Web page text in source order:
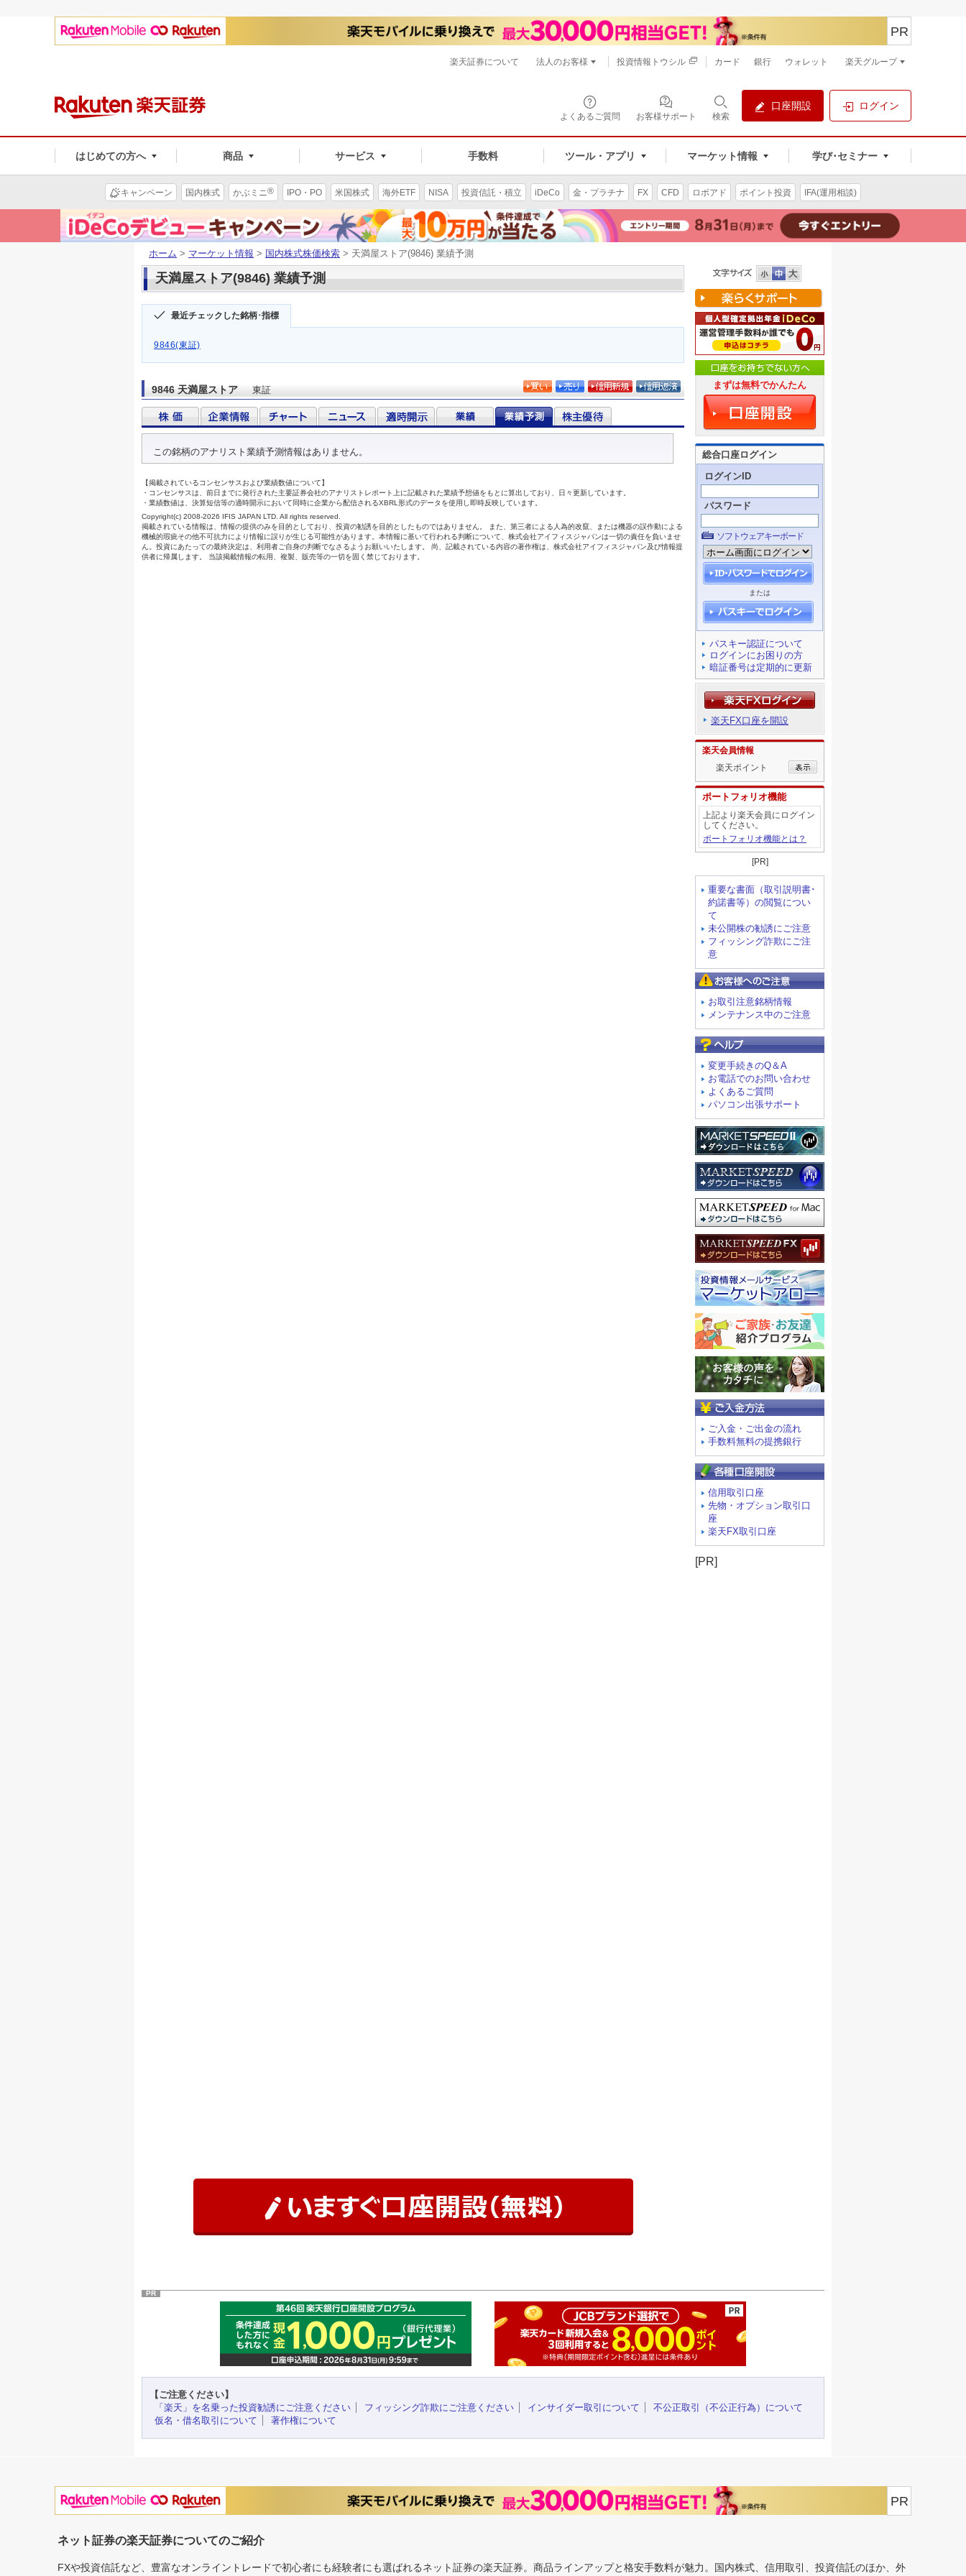
よくあるご質問 お客様サポート 検索
口座開設 ログイン
はじめての方へ 商品 サービス 手数料 ツール・アプリ マーケット情報 学び･セミナー
PR
楽天証券について 法人のお客様 投資情報トウシル カード 銀行 ウォレット 楽天グループ
キャンペーン 国内株式 かぶミニ® IPO・PO 米国株式 海外ETF NISA 投資信託・積立 iDeCo 金・プラチナ FX CFD ロボアド ポイント投資 IFA(運用相談)
ホーム > マーケット情報 > 国内株式株価検索 > 天満屋ストア(9846) 業績予測
天満屋ストア(9846) 業績予測
最近チェックした銘柄･指標
9846(東証)
9846 天満屋ストア 東証 まずは無料でかんたん
総合口座ログイン
ログインID
パスワード
ソフトウェアキーボード
または
パスキー認証について
ログインにお困りの方
暗証番号は定期的に更新
楽天FX口座を開設
楽天会員情報
楽天ポイント
ポートフォリオ機能
上記より楽天会員にログイン
してください。
ポートフォリオ機能とは？
[PR]
重要な書面（取引説明書･
約諾書等）の閲覧につい
て
未公開株の勧誘にご注意
フィッシング詐欺にご注
意
お取引注意銘柄情報
メンテナンス中のご注意
変更手続きのQ＆A
お電話でのお問い合わせ
よくあるご質問
パソコン出張サポート
ご入金・ご出金の流れ
手数料無料の提携銀行
信用取引口座
先物・オプション取引口
座
楽天FX取引口座
[PR]
PR
【ご注意ください】
「楽天」を名乗った投資勧誘にご注意ください
フィッシング詐欺にご注意ください インサイダー取引について
不公正取引（不公正行為）について
仮名・借名取引について
著作権について
PR
ネット証券の楽天証券についてのご紹介
FXや投資信託など、豊富なオンライントレードで初心者にも経験者にも選ばれるネット証券の楽天証券。商品ラインアップと格安手数料が魅力。国内株式、信用取引、投資信託のほか、外